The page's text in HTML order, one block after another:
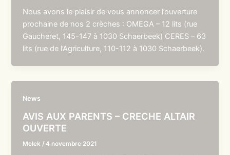
Nous avons le plaisir de vous annoncer l’ouverture
prochaine de nos 2 crèches : OMEGA – 12 lits (rue
Gaucheret, 145-147 à 1030 Schaerbeek) CERES – 63
lits (rue de l’Agriculture, 110-112 à 1030 Schaerbeek).
News
AVIS AUX PARENTS – CRECHE ALTAIR
OUVERTE
Melek /4 novembre 2021